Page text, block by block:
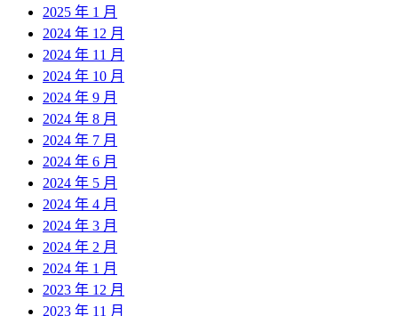
2025 年 1 月
2024 年 12 月
2024 年 11 月
2024 年 10 月
2024 年 9 月
2024 年 8 月
2024 年 7 月
2024 年 6 月
2024 年 5 月
2024 年 4 月
2024 年 3 月
2024 年 2 月
2024 年 1 月
2023 年 12 月
2023 年 11 月